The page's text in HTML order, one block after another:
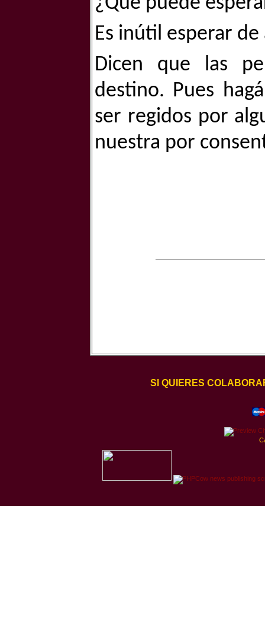
Es inútil esperar
Dicen que las
destino. Pues
ser regidos por
nuestra por
SI QUIERES